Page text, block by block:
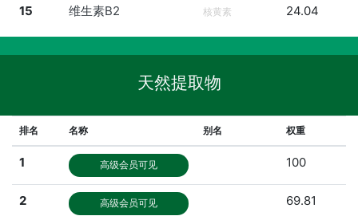
15 维生素B2 核黄素 24.04
天然提取物
排名 名称 别名 权重
1 高级会员可见 100
2 高级会员可见 69.81